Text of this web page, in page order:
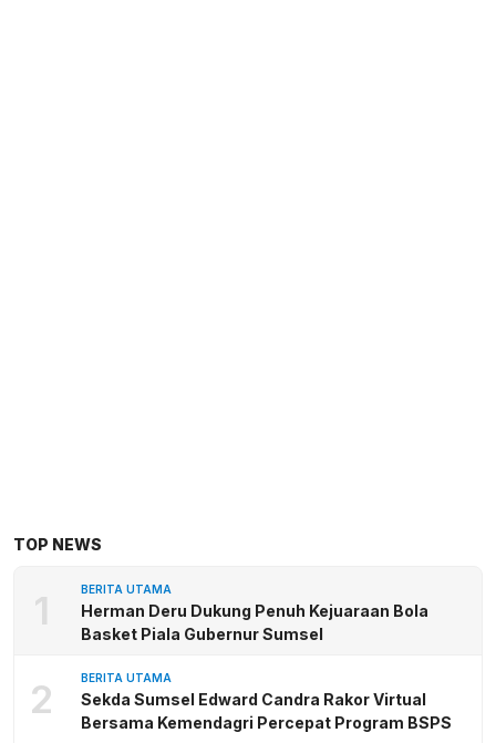
TOP NEWS
1 BERITA UTAMA
Herman Deru Dukung Penuh Kejuaraan Bola
Basket Piala Gubernur Sumsel
2 BERITA UTAMA
Sekda Sumsel Edward Candra Rakor Virtual
Bersama Kemendagri Percepat Program BSPS